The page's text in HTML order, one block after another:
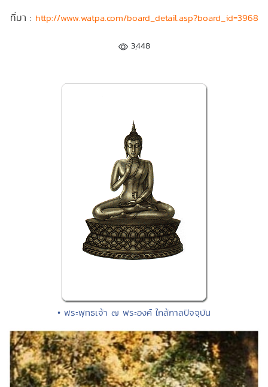
ที่มา : http://www.watpa.com/board_detail.asp?board_id=3968
3,448
• พระพุทธเจ้า ๗ พระองค์ ใกล้กาลปัจจุบัน